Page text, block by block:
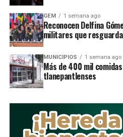
GEM 1 semana ago
Reconocen Delfina
militares que
MUNICIPIOS 1 semana ago
Más de 400 mil
tlanepantlenses